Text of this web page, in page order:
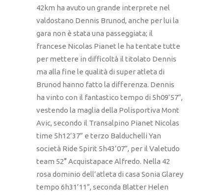
42km ha avuto un grande interprete nel
valdostano Dennis Brunod, anche per lui la
gara non è stata una passeggiata; il
francese Nicolas Pianet le ha tentate tutte
per mettere in difficoltà il titolato Dennis
ma alla fine le qualità di super atleta di
Brunod hanno fatto la differenza. Dennis
ha vinto con il fantastico tempo di 5h09’57”,
vestendo la maglia della Polisportiva Mont
Avic, secondo il Transalpino Pianet Nicolas
time 5h12’37” e terzo Balduchelli Yan
società Ride Spirit 5h43’07”, per il Valetudo
team 52° Acquistapace Alfredo. Nella 42
rosa dominio dell’atleta di casa Sonia Glarey
tempo 6h31’11”, seconda Blatter Helen